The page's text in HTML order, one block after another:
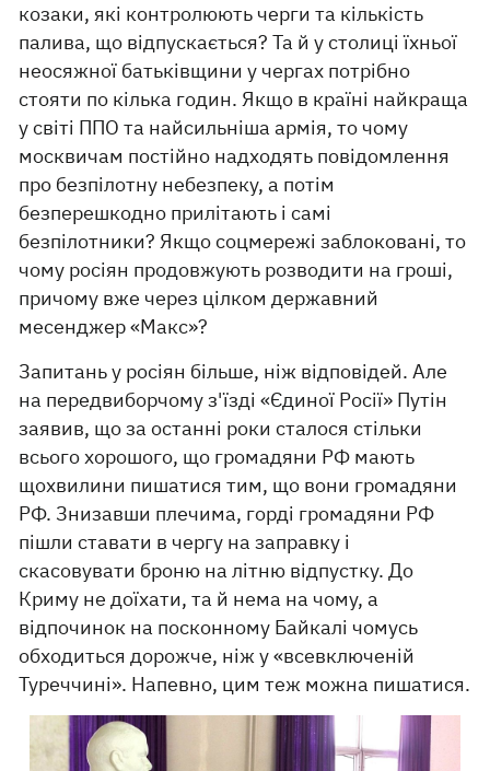
козаки, які контролюють черги та кількість
палива, що відпускається? Та й у столиці їхньої
неосяжної батьківщини у чергах потрібно
стояти по кілька годин. Якщо в країні найкраща
у світі ППО та найсильніша армія, то чому
москвичам постійно надходять повідомлення
про безпілотну небезпеку, а потім
безперешкодно прилітають і самі
безпілотники? Якщо соцмережі заблоковані, то
чому росіян продовжують розводити на гроші,
причому вже через цілком державний
месенджер «Макс»?
Запитань у росіян більше, ніж відповідей. Але
на передвиборчому з'їзді «Єдиної Росії» Путін
заявив, що за останні роки сталося стільки
всього хорошого, що громадяни РФ мають
щохвилини пишатися тим, що вони громадяни
РФ. Знизавши плечима, горді громадяни РФ
пішли ставати в чергу на заправку і
скасовувати броню на літню відпустку. До
Криму не доїхати, та й нема на чому, а
відпочинок на посконному Байкалі чомусь
обходиться дорожче, ніж у «всевключеній
Туреччині». Напевно, цим теж можна пишатися.